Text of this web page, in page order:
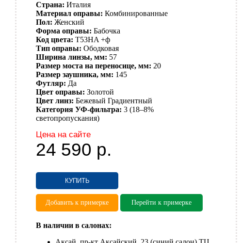
Страна: Италия
Материал оправы: Комбинированные
Пол: Женский
Форма оправы: Бабочка
Код цвета: T53HA +ф
Тип оправы: Ободковая
Ширина линзы, мм: 57
Размер моста на переносице, мм: 20
Размер заушника, мм: 145
Футляр: Да
Цвет оправы: Золотой
Цвет линз: Бежевый Градиентный
Категория УФ-фильтра: 3 (18–8%
светопропускания)
Цена на сайте
24 590 р.
КУПИТЬ
Добавить к примерке Перейти к примерке
В наличии в салонах: